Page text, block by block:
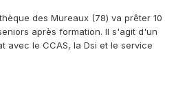
des Mureaux (78) va prêter 10
après formation. Il s'agit d'un
avec le CCAS, la Dsi et le service